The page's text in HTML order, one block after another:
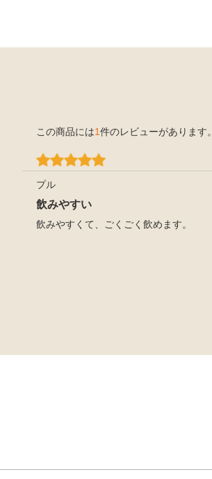
この商品には1件のレビューがあります。
プル
飲みやすい
飲みやすくて、ごくごく飲めます。